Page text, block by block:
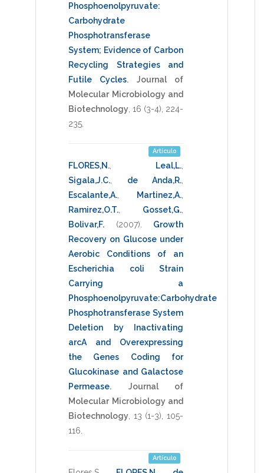
Phosphoenolpyruvate:
Carbohydrate
Phosphotransferase
System; Evidence of Carbon
Recycling Strategies and
Futile Cycles.
Journal of
Molecular Microbiology and
Biotechnology 16 (3-4), 224-
235
Artículo
FLORES,N. Leal,L.
Sigala,J.C.
de Anda,R.
Escalante,A.
Martinez,A.
Ramirez,O.T.
Gosset,G.
Bolivar,F.
(2007)
Growth
Recovery on Glucose under
Aerobic Conditions of an
Escherichia coli Strain
Carrying a
Phosphoenolpyruvate:Carbohydrate
Phosphotransferase System
Deletion by Inactivating
arcA and Overexpressing
the Genes Coding for
Glucokinase and Galactose
Permease.
Journal of
Molecular Microbiology and
Biotechnology
13 (1-3),105-
116
Artículo